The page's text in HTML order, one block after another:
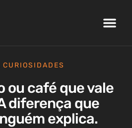
CURIOSIDADES
ou café que vale
diferença que
explica.